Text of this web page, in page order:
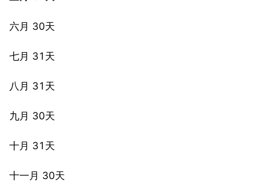
六月 30天
七月 31天
八月 31天
九月 30天
十月 31天
十一月 30天